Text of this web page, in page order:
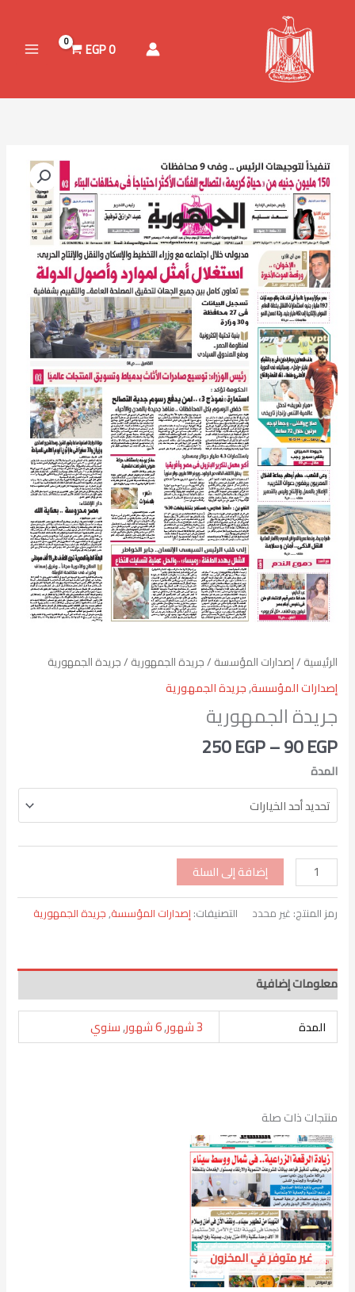
0
EGP
الرئيسية /إصدارات المؤسسة /جريدة الجمهورية / جريدة الجمهورية
إصدارات المؤسسة,جريدة الجمهورية
جريدة الجمهورية
90EGP
–
250EGP
نطاق
السعر:
من
⁦90 EGP⁩
خلال
⁦250 EGP⁩
المدة
كمية
جريدة
الجمهورية
إضافة إلى السلة
رمز المنتج: غير محدد التصنيفات: إصدارات المؤسسة,جريدة الجمهورية
معلومات إضافية
المدة 3 شهور ,6 شهور ,سنوي
منتجات ذات صلة
غير متوفر في المخزون
نطاق
السعر:
من
خلال
⁦225 EGP⁩